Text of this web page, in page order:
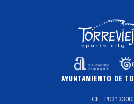
AYUNTAMIENTO DE
CIF: